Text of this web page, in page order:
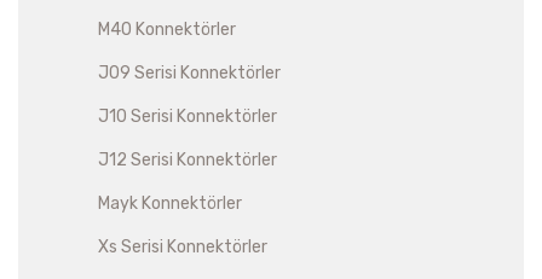
M40 Konnektörler
J09 Serisi Konnektörler
J10 Serisi Konnektörler
J12 Serisi Konnektörler
Mayk Konnektörler
Xs Serisi Konnektörler